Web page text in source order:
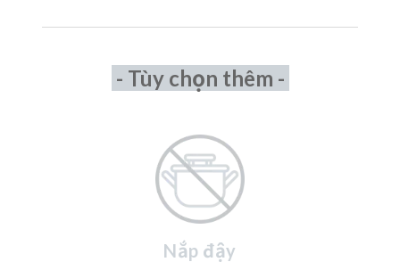
- Tùy chọn thêm -
Nắp đậy